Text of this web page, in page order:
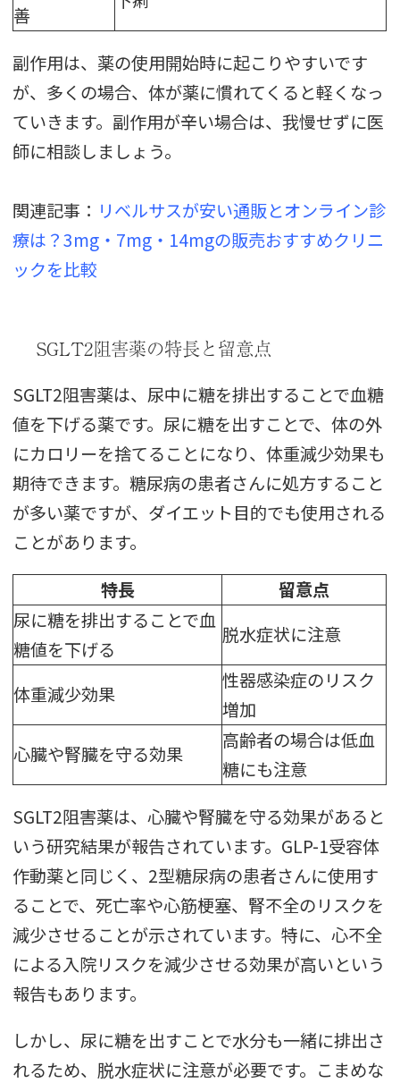
善
副作用は、薬の使用開始時に起こりやすいです
が、多くの場合、体が薬に慣れてくると軽くなっ
ていきます。副作用が辛い場合は、我慢せずに医
師に相談しましょう。
関連記事： リベルサスが安い通販とオンライン診
療は？3mg・7mg・14mgの販売おすすめクリニ
ックを比較
SGLT2阻害薬の特長と留意点
SGLT2阻害薬は、尿中に糖を排出することで血糖
値を下げる薬です。尿に糖を出すことで、体の外
にカロリーを捨てることになり、体重減少効果も
期待できます。糖尿病の患者さんに処方すること
が多い薬ですが、ダイエット目的でも使用される
ことがあります。
特長
留意点
尿に糖を排出することで血
糖値を下げる
脱水症状に注意
体重減少効果
性器感染症のリスク
増加
心臓や腎臓を守る効果
高齢者の場合は低血
糖にも注意
SGLT2阻害薬は、心臓や腎臓を守る効果があると
いう研究結果が報告されています。GLP-1受容体
作動薬と同じく、2型糖尿病の患者さんに使用す
ることで、死亡率や心筋梗塞、腎不全のリスクを
減少させることが示されています。特に、心不全
による入院リスクを減少させる効果が高いという
報告もあります。
しかし、尿に糖を出すことで水分も一緒に排出さ
れるため、脱水症状に注意が必要です。こまめな